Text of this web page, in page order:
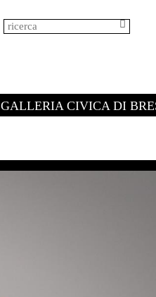
GALLERIA CIVICA DI